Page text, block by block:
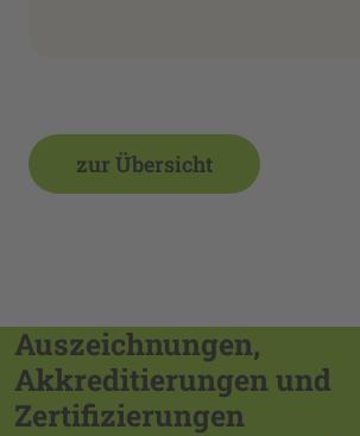
zur Übersicht
Auszeichnungen,
Akkreditierungen und
Zertifizierungen